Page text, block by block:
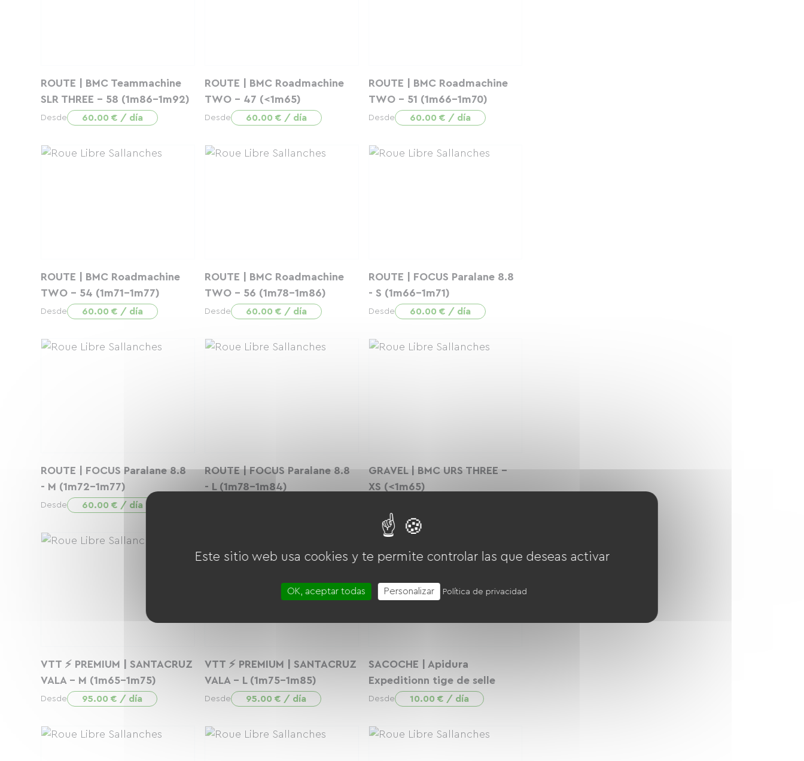
ROUTE | BMC Teammachine
SLR THREE - 58 (1m86-1m92)
Desde 60.00 € / día
ROUTE | BMC Roadmachine
TWO - 47 (<1m65)
Desde 60.00 € / día
ROUTE | BMC Roadmachine
TWO - 51 (1m66-1m70)
Desde 60.00 € / día
ROUTE | BMC Roadmachine
TWO - 54 (1m71-1m77)
Desde 60.00 € / día
ROUTE | BMC Roadmachine
TWO - 56 (1m78-1m86)
Desde 60.00 € / día
ROUTE | FOCUS Paralane 8.8
- S (1m66-1m71)
Desde 60.00 € / día
ROUTE | FOCUS Paralane 8.8
- M (1m72-1m77)
Desde 60.00 € / día
ROUTE | FOCUS Paralane 8.8
- L (1m78-1m84)
GRAVEL | BMC URS THREE -
XS (<1m65)
VTT ⚡ PREMIUM | SANTACRUZ
VALA - M (1m65-1m75)
Desde 95.00 € / día
VTT ⚡ PREMIUM | SANTACRUZ
VALA - L (1m75-1m85)
Desde 95.00 € / día
SACOCHE | Apidura
Expeditionn tige de selle
Desde 10.00 € / día
Este sitio web usa cookies y te permite controlar las que deseas activar
OK, aceptar todas Personalizar Política de privacidad